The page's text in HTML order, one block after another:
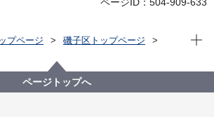
ページID：504-909-633
プページ
磯子区トップページ
民生委員・児童委員
児童委員推薦事務
現在
ページトップへ